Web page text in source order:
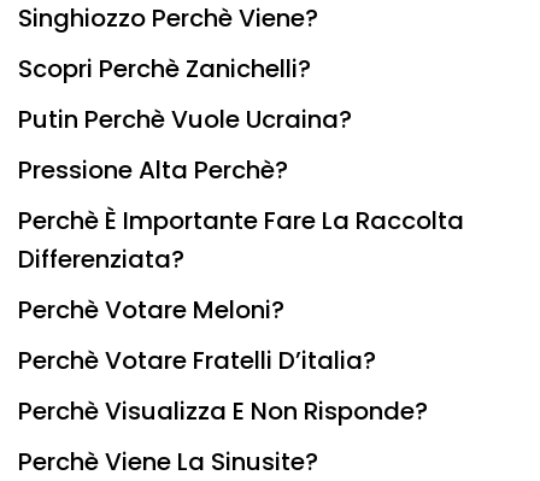
Singhiozzo Perchè Viene?
Scopri Perchè Zanichelli?
Putin Perchè Vuole Ucraina?
Pressione Alta Perchè?
Perchè È Importante Fare La Raccolta
Differenziata?
Perchè Votare Meloni?
Perchè Votare Fratelli D’italia?
Perchè Visualizza E Non Risponde?
Perchè Viene La Sinusite?